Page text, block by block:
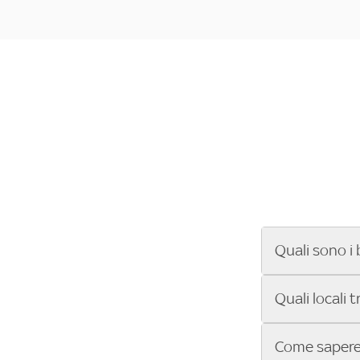
Quali sono i
Se cerchi un
ENILIVE, la
Sky Bar ti
Quali locali
Vuoi sapere
Come